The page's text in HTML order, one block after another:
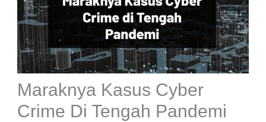
Maraknya Kasus Cyber
Crime Di Tengah Pandemi